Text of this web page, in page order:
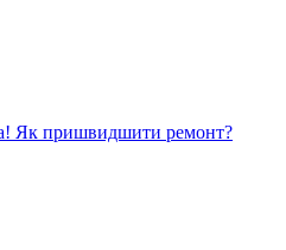
Як пришвидшити ремонт?